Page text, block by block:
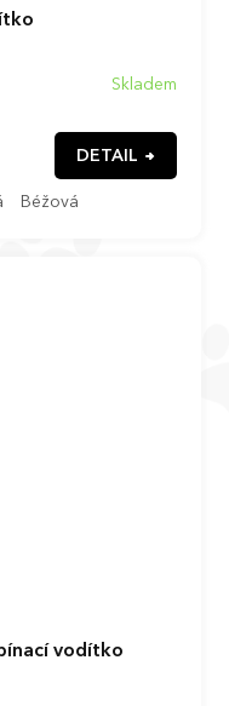
Skladem
DETAIL
Béžová
vodítko